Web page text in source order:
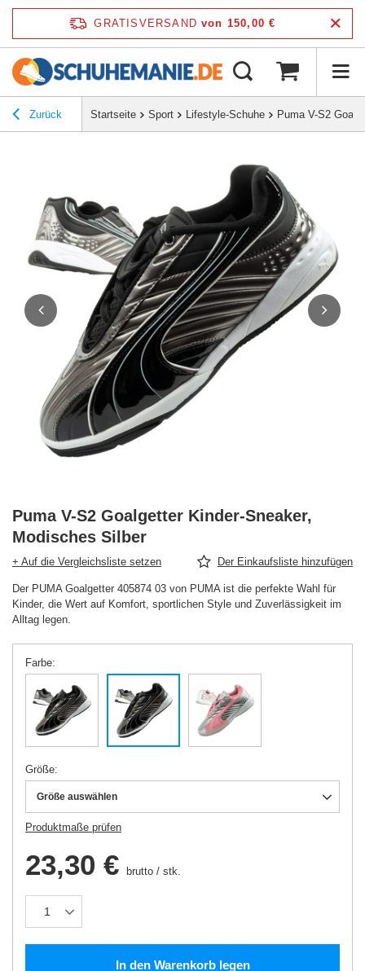
GRATISVERSAND von 150,00 €
Zurück Startseite Sport Lifestyle-Schuhe Puma V-S2
Puma V-S2 Goalgetter Kinder-Sneaker,
Modisches Silber
+ Auf die Vergleichsliste setzen Der Einkaufsliste hinzufügen
Der PUMA Goalgetter 405874 03 von PUMA ist die perfekte Wahl für
Kinder, die Wert auf Komfort, sportlichen Style und Zuverlässigkeit im
Alltag legen.
Farbe
Größe
Größe auswählen
Produktmaße prüfen
23,30 € brutto / stk.
In den Warenkorb legen